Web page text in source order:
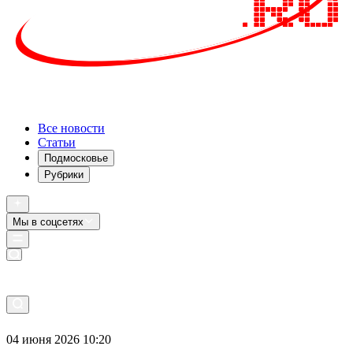
Все новости
Статьи
Подмосковье
Рубрики
Мы в соцсетях
04 июня 2026 10:20